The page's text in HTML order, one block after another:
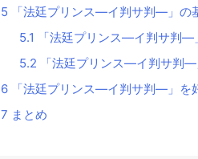
5 「法廷プリンス―イ判サ判―」の
5.1 「法廷プリンス―イ判サ判―
5.2 「法廷プリンス―イ判サ判
6 「法廷プリンス―イ判サ判―」を
7 まとめ